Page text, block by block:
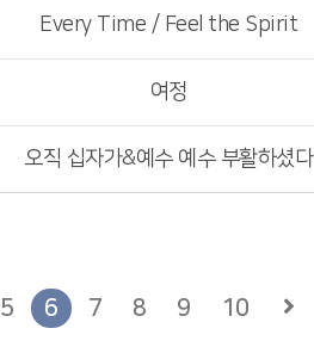
Every Time / Feel the Spirit
여정
오직 십자가&예수 예수 부활하셨다
5 6 7 8 9 10